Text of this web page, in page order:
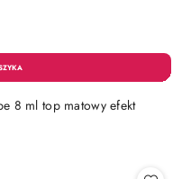
8 ml top matowy efekt